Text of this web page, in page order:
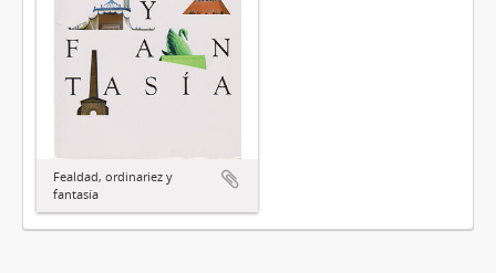
Fealdad, ordinariez y
fantasía